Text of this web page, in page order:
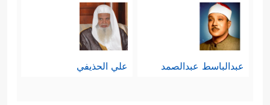
عبدالباسط عبدالصمد علي الحذيفي